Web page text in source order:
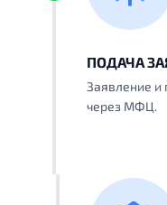
ПОДАЧА
Заявление и
через МФЦ.